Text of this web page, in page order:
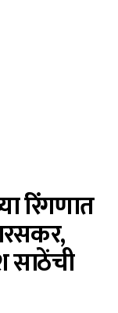
रिंगणात